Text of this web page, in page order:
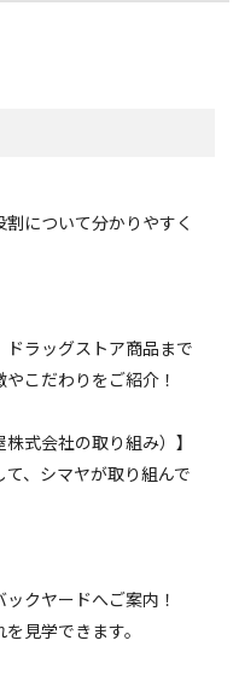
について分かりやすく
ラッグストア商品まで
こだわりをご紹介！
式会社の取り組み）】
て、シマヤが取り組んで
クヤードへご案内！
見学できます。